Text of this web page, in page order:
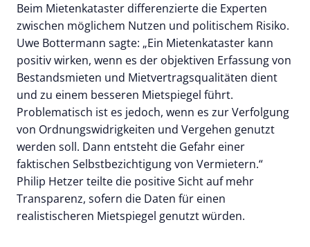
Beim Mietenkataster differenzierte die Experten
zwischen möglichem Nutzen und politischem Risiko.
Uwe Bottermann sagte: „Ein Mietenkataster kann
positiv wirken, wenn es der objektiven Erfassung von
Bestandsmieten und Mietvertragsqualitäten dient
und zu einem besseren Mietspiegel führt.
Problematisch ist es jedoch, wenn es zur Verfolgung
von Ordnungswidrigkeiten und Vergehen genutzt
werden soll. Dann entsteht die Gefahr einer
faktischen Selbstbezichtigung von Vermietern.“
Philip Hetzer teilte die positive Sicht auf mehr
Transparenz, sofern die Daten für einen
realistischeren Mietspiegel genutzt würden.